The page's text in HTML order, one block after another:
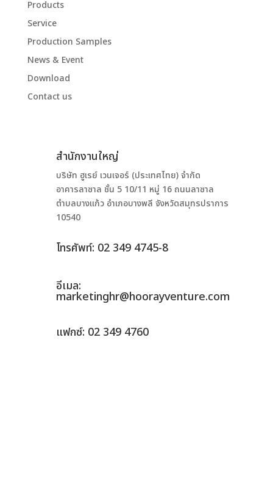
Products
Service
Production Samples
News & Event
Download
Contact us
สำนักงานใหญ่
บริษัท ฮูเรย์ เวนเจอร์ (ประเทศไทย) จำกัด
อาคารลาซาล ชั้น 5 10/11 หมู่ 16 ถนนลาซาล
ตำบลบางแก้ว อำเภอบางพลี จังหวัดสมุทรปราการ
10540
โทรศัพท์: 02 349 4745-8
อีเมล:
marketinghr@hoorayventure.com
แฟกซ์: 02 349 4760